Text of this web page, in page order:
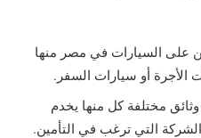
على السيارات في مصر منها
الأجرة أو سيارات السفر.
مختلفة كل منها يخدم
التي ترغب في التأمين.